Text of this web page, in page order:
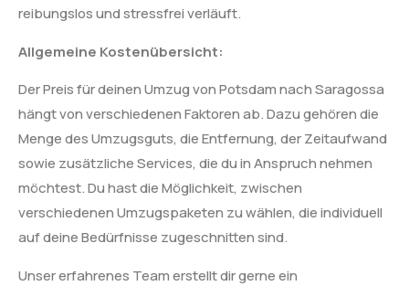
reibungslos und stressfrei verläuft.
Allgemeine Kostenübersicht:
Der Preis für deinen Umzug von Potsdam nach Saragossa
hängt von verschiedenen Faktoren ab. Dazu gehören die
Menge des Umzugsguts, die Entfernung, der Zeitaufwand
sowie zusätzliche Services, die du in Anspruch nehmen
möchtest. Du hast die Möglichkeit, zwischen
verschiedenen Umzugspaketen zu wählen, die individuell
auf deine Bedürfnisse zugeschnitten sind.
Unser erfahrenes Team erstellt dir gerne ein